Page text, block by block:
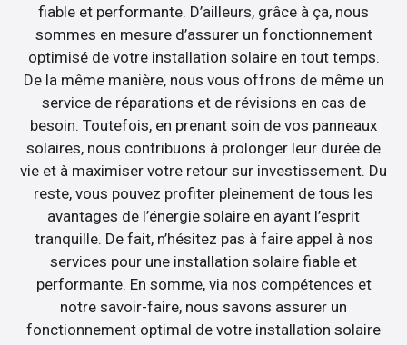
fiable et performante. D’ailleurs, grâce à ça, nous
sommes en mesure d’assurer un fonctionnement
optimisé de votre installation solaire en tout temps.
De la même manière, nous vous offrons de même un
service de réparations et de révisions en cas de
besoin. Toutefois, en prenant soin de vos panneaux
solaires, nous contribuons à prolonger leur durée de
vie et à maximiser votre retour sur investissement. Du
reste, vous pouvez profiter pleinement de tous les
avantages de l’énergie solaire en ayant l’esprit
tranquille. De fait, n’hésitez pas à faire appel à nos
services pour une installation solaire fiable et
performante. En somme, via nos compétences et
notre savoir-faire, nous savons assurer un
fonctionnement optimal de votre installation solaire